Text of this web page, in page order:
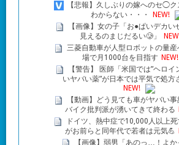
【悲報】久しぶりの嫁へのセ◯ク
わからない・・・
NEW!
【画像】女の子「お●ぱいデカい
見えるのまじだるい🥲」
三菱自動車が人型ロボットの量
場で月1000台を目指す NEW!
【警告】 医師「米国では”ヘロイ
いヤバい薬”が日本では平気で処方
NEW!
【動画】どう見ても車がヤバい
バイク批判派が湧いてきて終わる
ドイツ、熱中症で10,000人以上
がお前らと同年代で若者は元気💪
【画像】弱男「あのっ…！よか